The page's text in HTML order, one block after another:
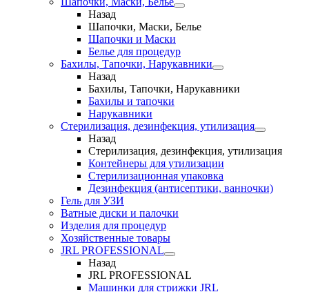
Назад
Шапочки, Маски, Белье
Шапочки и Маски
Белье для процедур
Бахилы, Тапочки, Нарукавники
Назад
Бахилы, Тапочки, Нарукавники
Бахилы и тапочки
Нарукавники
Стерилизация, дезинфекция, утилизация
Назад
Стерилизация, дезинфекция, утилизация
Контейнеры для утилизации
Стерилизационная упаковка
Дезинфекция (антисептики, ванночки)
Гель для УЗИ
Ватные диски и палочки
Изделия для процедур
Хозяйственные товары
JRL PROFESSIONAL
Назад
JRL PROFESSIONAL
Машинки для стрижки JRL